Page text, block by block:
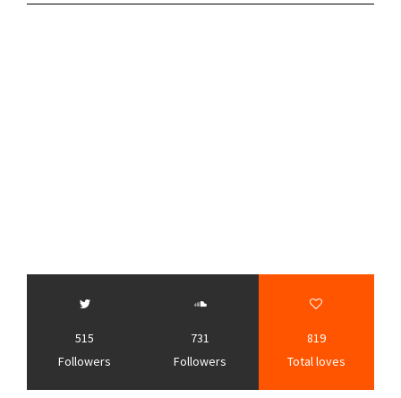
515
Followers
731
Followers
819
Total loves